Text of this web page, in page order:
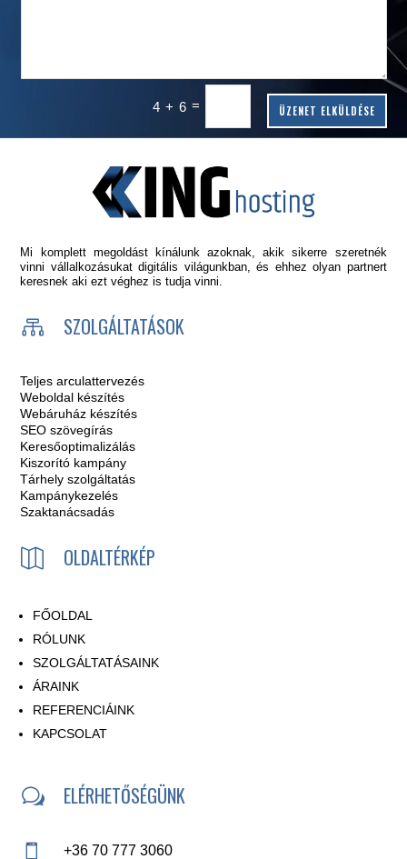
4 + 6 = ÜZENET ELKÜLDÉSE
Mi komplett megoldást kínálunk azoknak, akik sikerre szeretnék
vinni vállalkozásukat digitális világunkban, és ehhez olyan partnert
keresnek aki ezt véghez is tudja vinni.
 SZOLGÁLTATÁSOK
Teljes arculattervezés
Weboldal készítés
Webáruház készítés
SEO szövegírás
Keresőoptimalizálás
Kiszorító kampány
Tárhely szolgáltatás
Kampánykezelés
Szaktanácsadás
OLDALTÉRKÉP
FŐOLDAL
RÓLUNK
SZOLGÁLTATÁSAINK
ÁRAINK
REFERENCIÁINK
KAPCSOLAT
w ELÉRHETŐSÉGÜNK
 +36 70 777 3060